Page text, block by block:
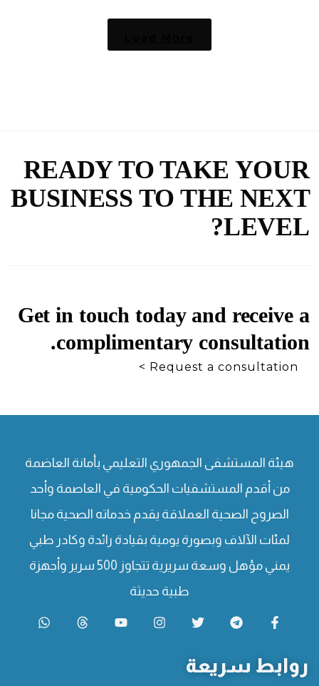
READY TO TAKE YOUR
BUSINESS TO THE NEXT
LEVEL?
Get in touch today and receive a
complimentary consultation.
Request a consultation >
هيئة المستشفى الجمهوري التعليمي بأمانة العاضمة
من أقدم المستشفيات الحكومية في العاصمة وأحد
الصروح الصحية العملاقة يقدم خدماته الصحية مجانا
لمئات الآلاف وبصورة يومية بقيادة رائدة وكادر طبي
يمني مؤهل وسعة سريرية تتجاوز 500 سرير وأجهزة
طبية حديثة
روابط سريعة